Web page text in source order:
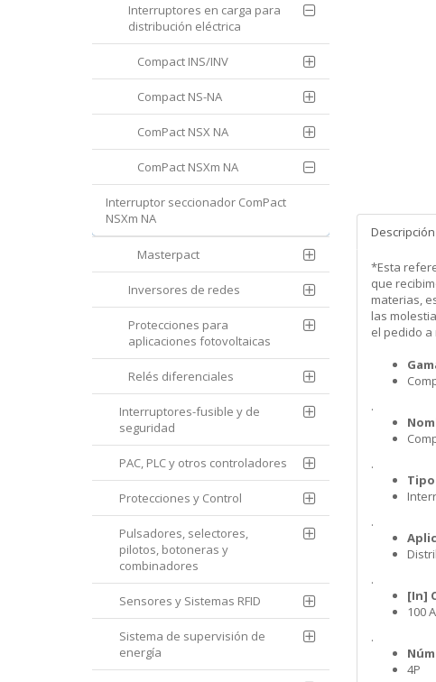
Descripción
*Esta
que
materias,
las
el pedido
.
.
.
.
[In]
100 A
.
4P
Interruptores en carga para
distribución eléctrica
Compact INS/INV
Compact NS-NA
ComPact NSX NA
ComPact NSXm NA
Interruptor seccionador ComPact
NSXm NA
Masterpact
Inversores de redes
Protecciones para
aplicaciones fotovoltaicas
Relés diferenciales
Interruptores-fusible y de
seguridad
PAC, PLC y otros controladores
Protecciones y Control
Pulsadores, selectores,
pilotos, botoneras y
combinadores
Sensores y Sistemas RFID
Sistema de supervisión de
energía